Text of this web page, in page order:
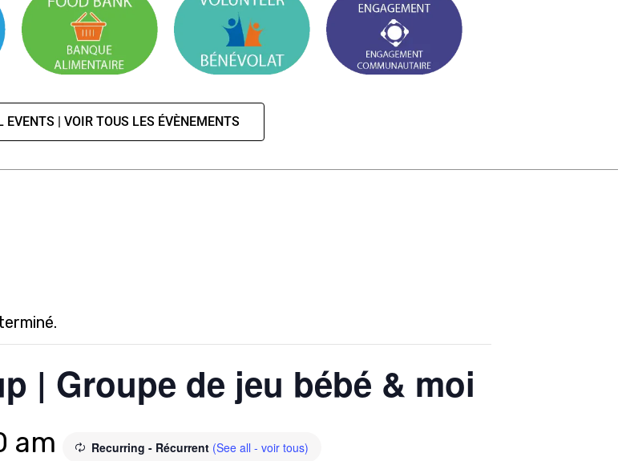
EVENTS | VOIR TOUS LES ÉVÈNEMENTS
| Groupe de jeu bébé & moi
am Recurring - Récurrent (See all - voir tous)